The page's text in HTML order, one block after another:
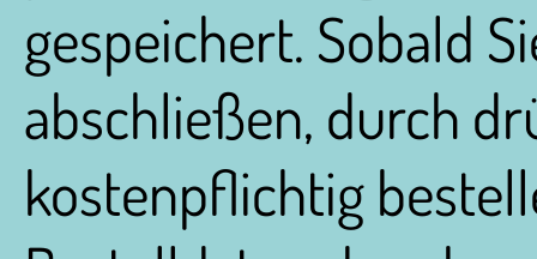
gespeichert. Sobald
abschließen, durch
kostenpflichtig